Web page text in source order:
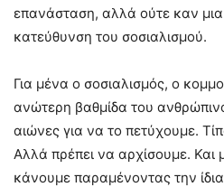
επανάσταση, αλλά ούτε καν
κατεύθυνση του σοσιαλισμού.
Για μένα ο σοσιαλισμός, ο
ανώτερη βαθμίδα του
αιώνες για να το πετύχουμε.
Αλλά πρέπει να αρχίσουμε.
κάνουμε παραμένοντας την